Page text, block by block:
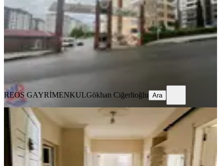
4+1·220 m²·5. Kat·05.08.2026
31.500 ₺
REOS GAYRİMENKUL
REOS GAYRİMENKULGökhan Ciğerlioğlu Ara
YENİ
Reos Tan 2+1 Kiralık Abdülhamitte
Onikişubat, Abdülhamid Han Mahallesi
100 m² 5. Kat 05.08.2026